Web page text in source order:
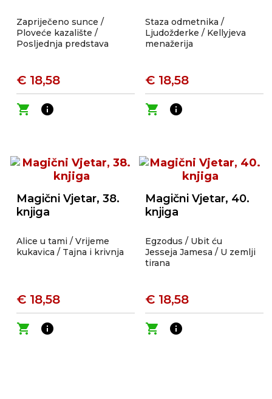
Zapriječeno sunce /
Ploveće kazalište /
Posljednja predstava
€ 18,58
shopping_cart
info
Staza odmetnika /
Ljudožderke / Kellyjeva
menažerija
€ 18,58
shopping_cart
info
Magični Vjetar, 38.
knjiga
Alice u tami / Vrijeme
kukavica / Tajna i krivnja
€ 18,58
shopping_cart
info
Magični Vjetar, 40.
knjiga
Egzodus / Ubit ću
Jesseja Jamesa / U zemlji
tirana
€ 18,58
shopping_cart
info